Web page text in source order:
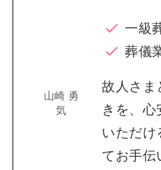
山崎 勇
気
一級
葬儀
故人さま
きを、心
いただけ
てお手伝